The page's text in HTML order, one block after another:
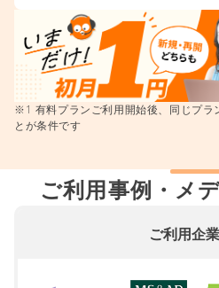
※1 有料プランご利用開始後、同じプラ
とが条件です
ご利用事例・メ
ご利用企